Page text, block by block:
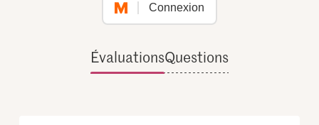
Connexion
ÉvaluationsQuestions